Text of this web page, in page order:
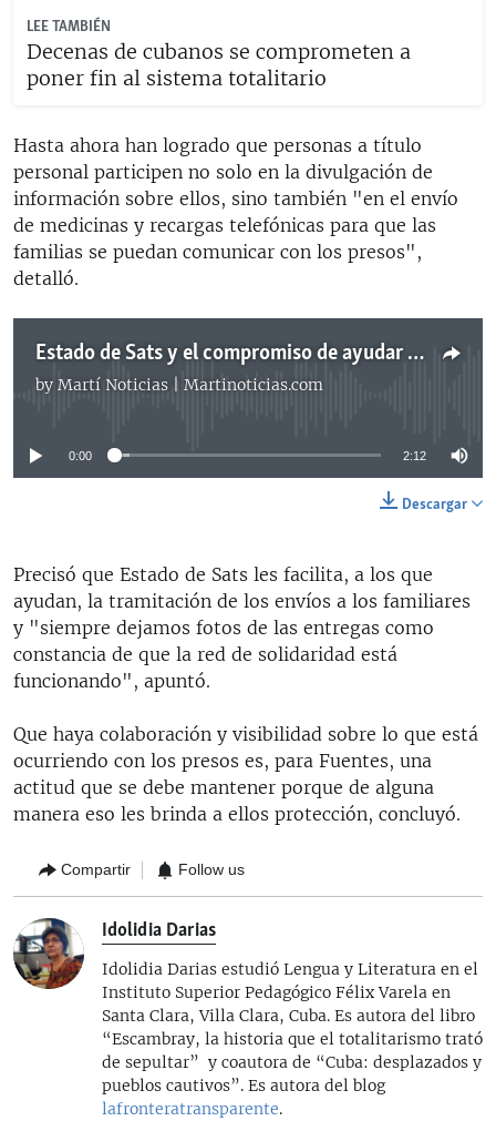
LEE TAMBIÉN
Decenas de cubanos se comprometen a
poner fin al sistema totalitario
Hasta ahora han logrado que personas a título
personal participen no solo en la divulgación de
información sobre ellos, sino también "en el envío
de medicinas y recargas telefónicas para que las
familias se puedan comunicar con los presos",
detalló.
Estado de Sats y el compromiso de ayudar a los presos políticos
by Martí Noticias | Martinoticias.com
No media source currently available
0:00 2:12
Descargar
Precisó que Estado de Sats les facilita, a los que
ayudan, la tramitación de los envíos a los familiares
y "siempre dejamos fotos de las entregas como
constancia de que la red de solidaridad está
funcionando", apuntó.
Que haya colaboración y visibilidad sobre lo que está
ocurriendo con los presos es, para Fuentes, una
actitud que se debe mantener porque de alguna
manera eso les brinda a ellos protección, concluyó.
Compartir Follow us
Idolidia Darias
Idolidia Darias estudió Lengua y Literatura en el
Instituto Superior Pedagógico Félix Varela en
Santa Clara, Villa Clara, Cuba. Es autora del libro
“Escambray, la historia que el totalitarismo trató
de sepultar” y coautora de “Cuba: desplazados y
pueblos cautivos”. Es autora del blog
lafronteratransparente.